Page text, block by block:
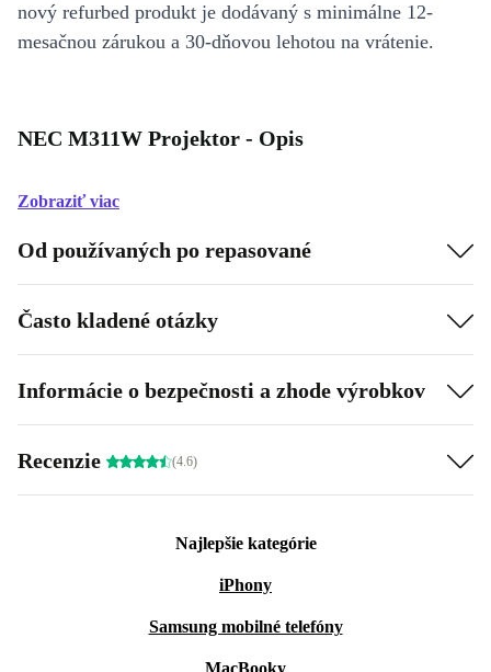
nový refurbed produkt je dodávaný s minimálne 12-
mesačnou zárukou a 30-dňovou lehotou na vrátenie.
NEC M311W Projektor - Opis
Zobraziť viac
Od používaných po repasované
Často kladené otázky
Informácie o bezpečnosti a zhode výrobkov
Recenzie (4.6)
Najlepšie kategórie
iPhony
Samsung mobilné telefóny
MacBooky